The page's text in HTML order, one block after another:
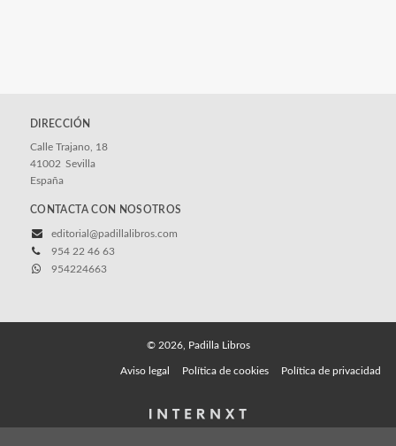
DIRECCIÓN
Calle Trajano, 18
41002 Sevilla
España
CONTACTA CON NOSOTROS
editorial@padillalibros.com
954 22 46 63
954224663
© 2026, Padilla Libros
Aviso legal Política de cookies Política de privacidad